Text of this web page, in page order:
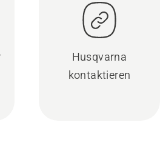
Husqvarna
kontaktieren